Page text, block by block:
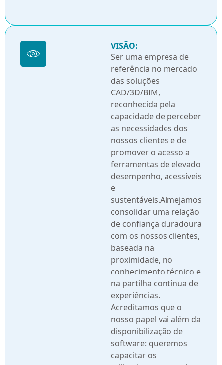
VISÃO:
Ser uma empresa de
referência no mercado
das soluções
CAD/3D/BIM,
reconhecida pela
capacidade de perceber
as necessidades dos
nossos clientes e de
promover o acesso a
ferramentas de elevado
desempenho, acessíveis
e
sustentáveis.Almejamos
consolidar uma relação
de confiança duradoura
com os nossos clientes,
baseada na
proximidade, no
conhecimento técnico e
na partilha contínua de
experiências.
Acreditamos que o
nosso papel vai além da
disponibilização de
software: queremos
capacitar os